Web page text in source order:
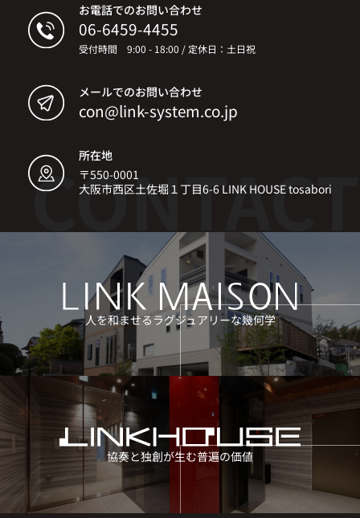
お電話でのお問い合わせ
06-6459-4455
受付時間 9:00 - 18:00 / 定休日：土日祝
メールでのお問い合わせ
con@link-system.co.jp
所在地
〒550-0001
大阪市西区土佐堀１丁目6-6 LINK HOUSE tosabori
人を和ませるラグジュアリーな幾何学
協奏と独創が生む普遍の価値